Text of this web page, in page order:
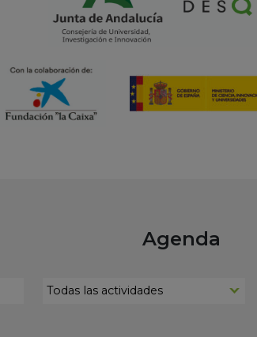
Agenda